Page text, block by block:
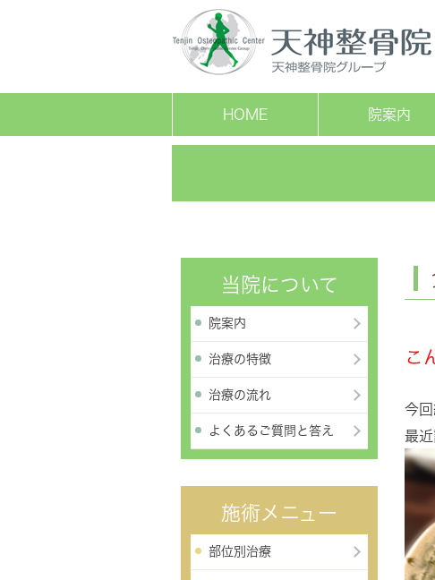
HOME 院案内
こ
今
最
当院について
院案内
治療の特徴
治療の流れ
よくあるご質問と答え
施術メニュー
部位別治療